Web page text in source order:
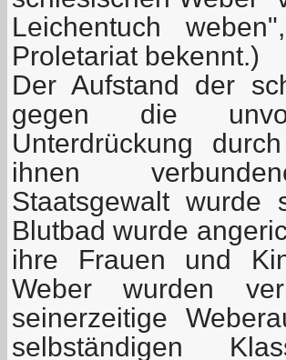
Leichentuch
Proletariat bekennt.)
Der Aufstand der
gegen die
Unterdrückung
ihnen
Staatsgewalt wurde
Blutbad wurde
ihre Frauen und
Weber wurden
seinerzeitige
selbständigen